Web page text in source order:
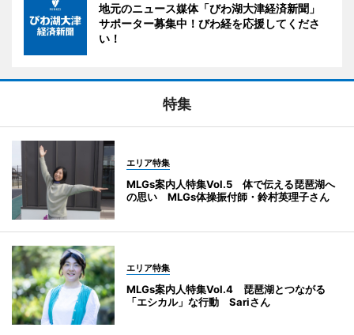
地元のニュース媒体「びわ湖大津経済新聞」
サポーター募集中！びわ経を応援してくださ
い！
特集
エリア特集
MLGs案内人特集Vol.5 体で伝える琵琶湖へ
の思い MLGs体操振付師・鈴村英理子さん
エリア特集
MLGs案内人特集Vol.4 琵琶湖とつながる
「エシカル」な行動 Sariさん